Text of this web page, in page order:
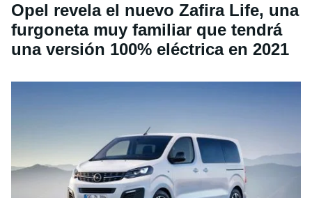
Opel revela el nuevo Zafira Life, una
furgoneta muy familiar que tendrá
una versión 100% eléctrica en 2021